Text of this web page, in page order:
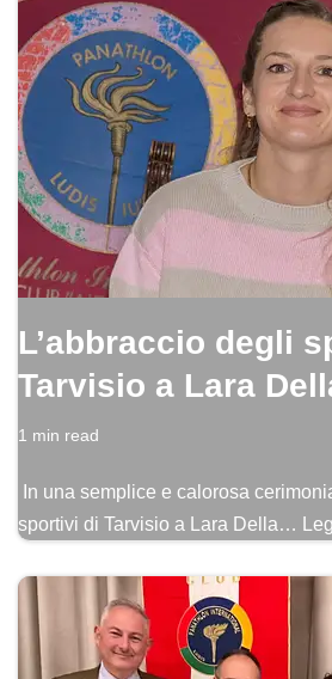
L’abbraccio degli
Tarvisio a Lara
1 min read
In una semplice e calorosa
sportivi di Tarvisio a Lara Della…